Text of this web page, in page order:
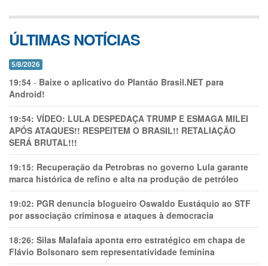
ÚLTIMAS NOTÍCIAS
5/8/2026
19:54 - Baixe o aplicativo do Plantão Brasil.NET para
Android!
19:54: VÍDEO: LULA DESPEDAÇA TRUMP E ESMAGA MILEI
APÓS ATAQUES!! RESPEITEM O BRASIL!! RETALIAÇÃO
SERÁ BRUTAL!!!
19:15: Recuperação da Petrobras no governo Lula garante
marca histórica de refino e alta na produção de petróleo
19:02: PGR denuncia blogueiro Oswaldo Eustáquio ao STF
por associação criminosa e ataques à democracia
18:26: Silas Malafaia aponta erro estratégico em chapa de
Flávio Bolsonaro sem representatividade feminina